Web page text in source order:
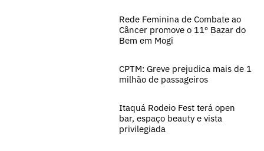
Rede Feminina de Combate ao
Câncer promove o 11º Bazar do
Bem em Mogi
CPTM: Greve prejudica mais de 1
milhão de passageiros
Itaquá Rodeio Fest terá open
bar, espaço beauty e vista
privilegiada